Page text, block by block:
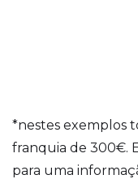
*nestes exemplos
franquia de 300€.
para uma